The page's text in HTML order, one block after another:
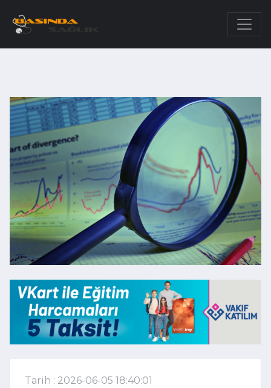
Tarih : 2026-06-05 18:40:01